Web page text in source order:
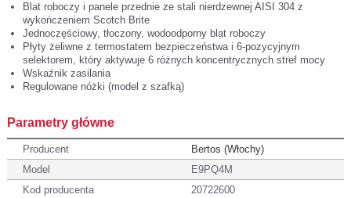
Blat roboczy i panele przednie ze stali nierdzewnej AISI 304 z
wykończeniem Scotch Brite
Jednoczęściowy, tłoczony, wodoodporny blat roboczy
Płyty żeliwne z termostatem bezpieczeństwa i 6-pozycyjnym
selektorem, który aktywuje 6 różnych koncentrycznych stref mocy
Wskaźnik zasilania
Regulowane nóżki (model z szafką)
Parametry główne
Producent
Bertos (Włochy)
Model
E9PQ4M
Kod producenta
20722600